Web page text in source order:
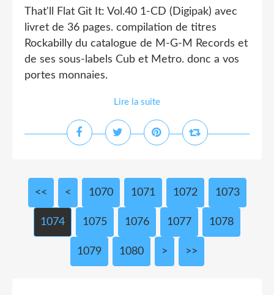
That'll Flat Git It: Vol.40 1-CD (Digipak) avec
livret de 36 pages. compilation de titres
Rockabilly du catalogue de M-G-M Records et
de ses sous-labels Cub et Metro. donc a vos
portes monnaies.
Lire la suite
<< < 1000
1010
1020
1030
1040
1050
1060
1070 1071 1072 1073
1074 1075 1076 1077 1078
1079 1080 1090
1100
1200
1300
1400
1500
1600
1700
1800
1900
2000
2100
2200
2300
2400
2500
2600
2700
2800
2900
3000
> >>